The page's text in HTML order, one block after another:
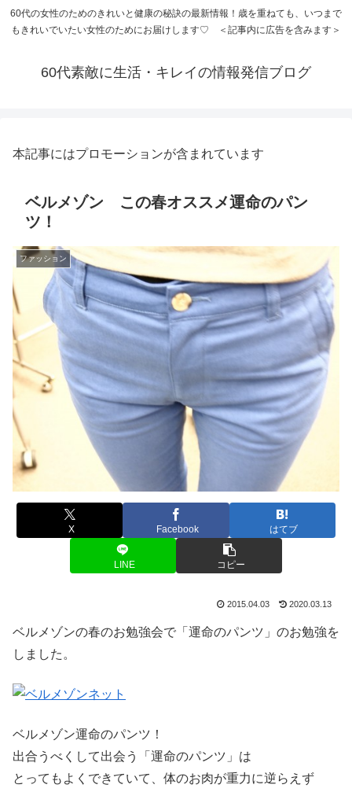
60代の女性のためのきれいと健康の秘訣の最新情報！歳を重ねても、いつまで
もきれいでいたい女性のためにお届けします♡ ＜記事内に広告を含みます＞
60代素敵に生活・キレイの情報発信ブログ
本記事にはプロモーションが含まれています
ベルメゾン この春オススメ運命のパン
ツ！
ファッション
X Facebook はてブ
LINE コピー
2015.04.03 2020.03.13
ベルメゾンの春のお勉強会で「運命のパンツ」のお勉強を
しました。
ベルメゾン運命のパンツ！
出合うべくして出会う「運命のパンツ」は
とってもよくできていて、体のお肉が重力に逆らえず